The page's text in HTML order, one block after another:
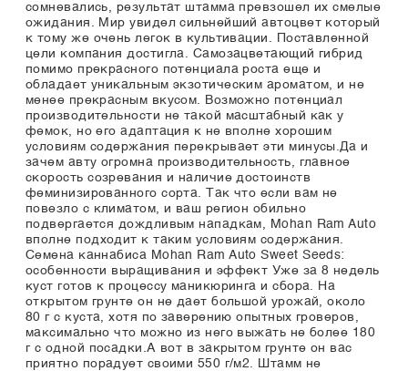
сомневались, результат штамма превзошел их смелые
ожидания. Мир увидел сильнейший автоцвет который
к тому же очень легок в культивации. Поставленной
цели компания достигла. Самозацветающий гибрид
помимо прекрасного потенциала роста еще и
обладает уникальным экзотическим ароматом, и не
менее прекрасным вкусом. Возможно потенциал
производительности не такой масштабный как у
фемок, но его адаптация к не вполне хорошим
условиям содержания перекрывает эти минусы.Да и
зачем авту огромна производительность, главное
скорость созревания и наличие достоинств
феминизированного сорта. Так что если вам не
повезло с климатом, и ваш регион обильно
подвергается дождливым нападкам, Mohan Ram Auto
вполне подходит к таким условиям содержания.
Семена каннабиса Mohan Ram Auto Sweet Seeds:
особенности выращивания и эффект Уже за 8 недель
куст готов к процессу маникюринга и сбора. На
открытом грунте он не дает большой урожай, около
80 г с куста, хотя по заверению опытных гроверов,
максимально что можно из него выжать не более 180
г с одной посадки.А вот в закрытом грунте он вас
приятно порадует своими 550 г/м2. Штамм не